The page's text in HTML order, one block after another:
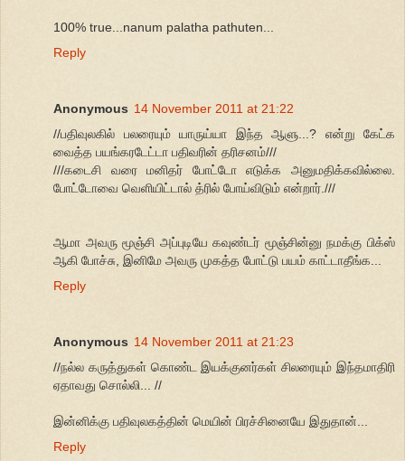
100% true...nanum palatha pathuten...
Reply
Anonymous 14 November 2011 at 21:22
//பதிவுலகில் பலரையும் யாருய்யா இந்த ஆளு...? என்று கேட்க
வைத்த பயங்கரடேட்டா பதிவரின் தரிசனம்///
///கடைசி வரை மனிதர் போட்டோ எடுக்க அனுமதிக்கவில்லை.
போட்டோவை வெளியிட்டால் த்ரில் போய்விடும் என்றார்.///
ஆமா அவரு மூஞ்சி அப்புடியே கவுண்டர் மூஞ்சின்னு நமக்கு பிக்ஸ்
ஆகி போச்சு, இனிமே அவரு முகத்த போட்டு பயம் காட்டாதீங்க...
Reply
Anonymous 14 November 2011 at 21:23
//நல்ல கருத்துகள் கொண்ட இயக்குனர்கள் சிலரையும் இந்தமாதிரி
ஏதாவது சொல்லி... //
இன்னிக்கு பதிவுலகத்தின் மெயின் பிரச்சினையே இதுதான்...
Reply